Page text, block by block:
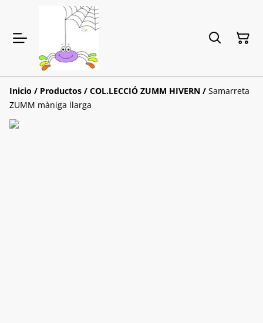
Inicio / Productos / COL.LECCIÓ ZUMM HIVERN / Samarreta
ZUMM màniga llarga